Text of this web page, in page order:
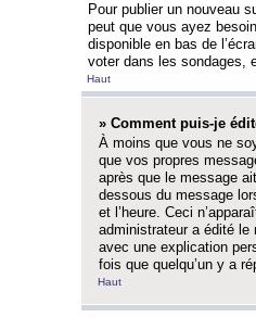
Pour publier un nouveau
peut que vous ayez
disponible en bas de
voter dans les sondages,
Haut
» Comment puis-je
À moins que vous ne
que vos propres
après que le message
dessous du message
et l’heure. Ceci
administrateur a édité le
avec une explication
fois que quelqu’un y a
Haut